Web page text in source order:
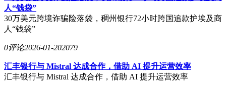
人“钱袋”
30万美元跨境诈骗险落袋，稠州银行72小时跨国追款护埃及商
人“钱袋”
0评论2026-01-202079
汇丰银行与 Mistral 达成合作，借助 AI 提升运营效率
汇丰银行与 Mistral 达成合作，借助 AI 提升运营效率